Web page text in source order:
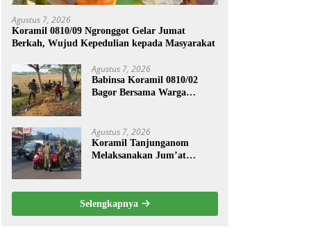
Agustus 7, 2026
Koramil 0810/09 Ngronggot Gelar Jumat
Berkah, Wujud Kepedulian kepada Masyarakat
Agustus 7, 2026
Babinsa Koramil 0810/02
Bagor Bersama Warga
Agustus 7, 2026
Koramil Tanjunganom
Melaksanakan Jum’at
Selengkapnya